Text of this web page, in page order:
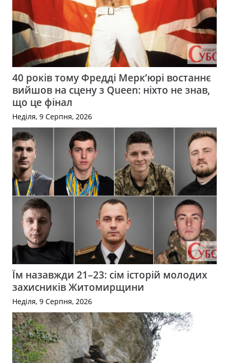
40 років тому Фредді Мерк’юрі востаннє
вийшов на сцену з Queen: ніхто не знав,
що це фінал
Неділя, 9 Серпня, 2026
Їм назавжди 21–23: сім історій молодих
захисників Житомирщини
Неділя, 9 Серпня, 2026